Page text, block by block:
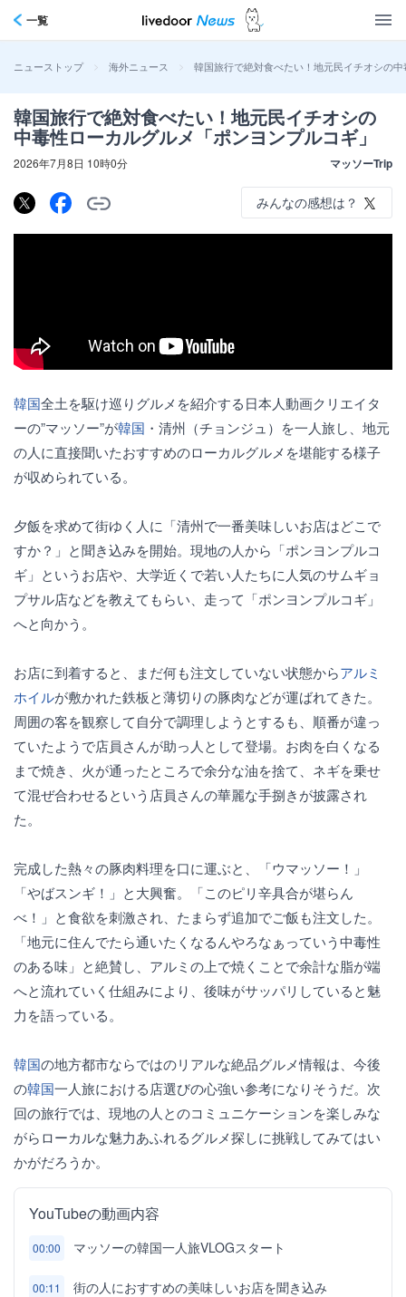
一覧
ニューストップ > 海外ニュース > 韓国旅行で絶対食べたい！地元民イチオシの
韓国旅行で絶対食べたい！地元民イチオシの
中毒性ローカルグルメ「ポンヨンプルコギ」
2026年7月8日 10時0分 マッソーTrip
みんなの感想は？
韓国全土を駆け巡りグルメを紹介する日本人動画クリエイタ
ーの”マッソー”が韓国 ・清州（チョンジュ）を一人旅し、地元
の人に直接聞いたおすすめのローカルグルメを堪能する様子
が収められている。
夕飯を求めて街ゆく人に「清州で一番美味しいお店はどこで
すか？」と聞き込みを開始。現地の人から「ポンヨンプルコ
ギ」というお店や、大学近くで若い人たちに人気のサムギョ
プサル店などを教えてもらい、走って「ポンヨンプルコギ」
へと向かう。
お店に到着すると、まだ何も注文していない状態からアルミ
ホイルが敷かれた鉄板と薄切りの豚肉などが運ばれてきた。
周囲の客を観察して自分で調理しようとするも、順番が違っ
ていたようで店員さんが助っ人として登場。お肉を白くなる
まで焼き、火が通ったところで余分な油を捨て、ネギを乗せ
て混ぜ合わせるという店員さんの華麗な手捌きが披露され
た。
完成した熱々の豚肉料理を口に運ぶと、「ウマッソー！」
「やばスンギ！」と大興奮。「このピリ辛具合が堪らん
べ！」と食欲を刺激され、たまらず追加でご飯も注文した。
「地元に住んでたら通いたくなるんやろなぁっていう中毒性
のある味」と絶賛し、アルミの上で焼くことで余計な脂が端
へと流れていく仕組みにより、後味がサッパリしていると魅
力を語っている。
韓国の地方都市ならではのリアルな絶品グルメ情報は、今後
の韓国一人旅における店選びの心強い参考になりそうだ。次
回の旅行では、現地の人とのコミュニケーションを楽しみな
がらローカルな魅力あふれるグルメ探しに挑戦してみてはい
かがだろうか。
YouTubeの動画内容
00:00 マッソーの韓国一人旅VLOGスタート
00:11 街の人におすすめの美味しいお店を聞き込み